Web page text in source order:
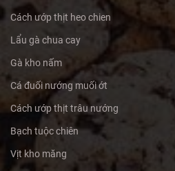
Cách ướp thịt heo chien
Lẩu gà chua cay
Gà kho nấm
Cá đuối nướng muối ớt
Cách ướp thịt trâu nướng
Bạch tuộc chiên
Vịt kho măng